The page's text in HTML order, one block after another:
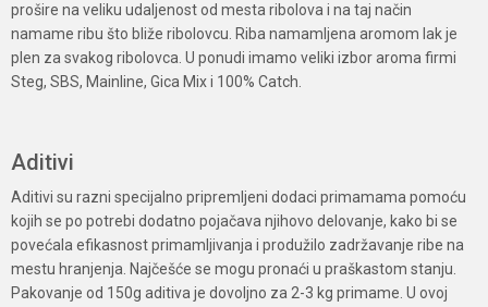
prošire na veliku udaljenost od mesta ribolova i na taj način
namame ribu što bliže ribolovcu. Riba namamljena aromom lak je
plen za svakog ribolovca. U ponudi imamo veliki izbor aroma firmi
Steg, SBS, Mainline, Gica Mix i 100% Catch.
Aditivi
Aditivi su razni specijalno pripremljeni dodaci primamama pomoću
kojih se po potrebi dodatno pojačava njihovo delovanje, kako bi se
povećala efikasnost primamljivanja i produžilo zadržavanje ribe na
mestu hranjenja. Najčešće se mogu pronaći u praškastom stanju.
Pakovanje od 150g aditiva je dovoljno za 2-3 kg primame. U ovoj